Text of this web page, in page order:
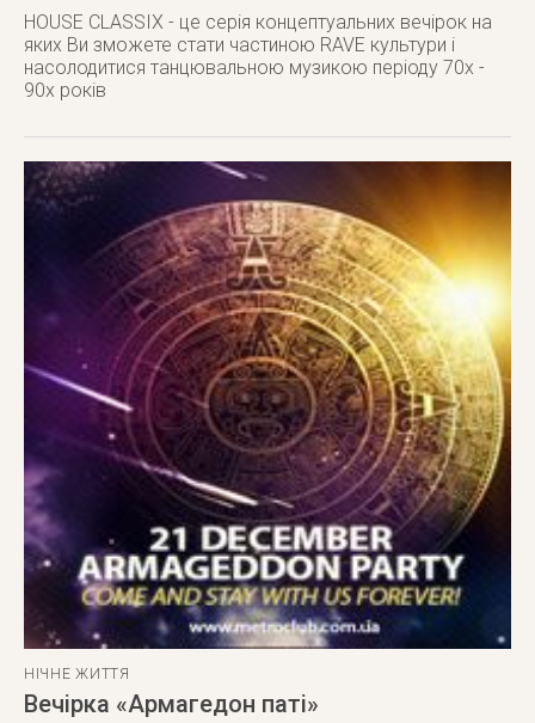
HOUSE CLASSIX - це серія концептуальних вечірок на
яких Ви зможете стати частиною RAVE культури і
насолодитися танцювальною музикою періоду 70х -
90х років
НІЧНЕ ЖИТТЯ
Вечірка «Армагедон паті»